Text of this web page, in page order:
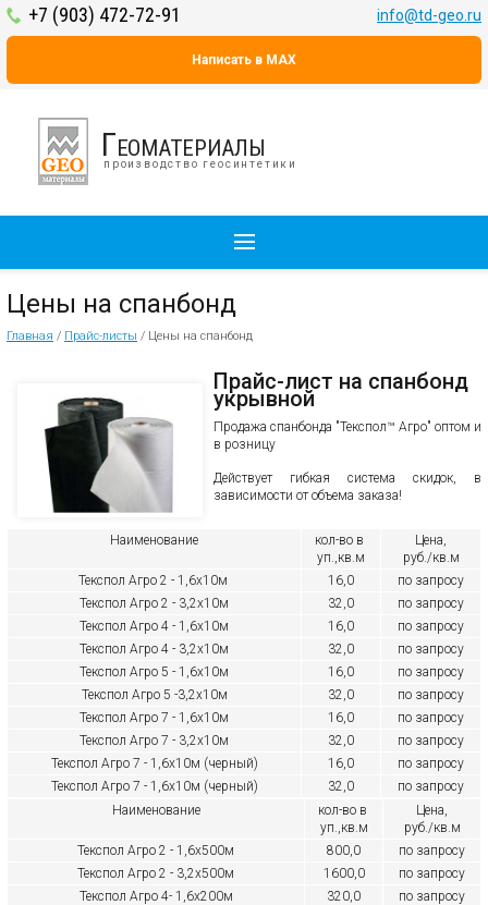
+7 (903) 472-72-91 info@td-geo.ru
Написать в MAX
Геоматериалы
производство геосинтетики
Цены на спанбонд
Главная / Прайс-листы / Цены на спанбонд
Прайс-лист на спанбонд
укрывной
Продажа спанбонда "Текспол™ Агро" оптом и
в розницу
Действует гибкая система скидок, в
зависимости от объема заказа!
Наименование
кол-во в
уп.,кв.м
Цена,
руб./кв.м
Текспол Агро 2 - 1,6х10м
16,0
по запросу
Текспол Агро 2 - 3,2х10м
32,0
по запросу
Текспол Агро 4 - 1,6х10м
16,0
по запросу
Текспол Агро 4 - 3,2х10м
32,0
по запросу
Текспол Агро 5 - 1,6х10м
16,0
по запросу
Текспол Агро 5 -3,2х10м
32,0
по запросу
Текспол Агро 7 - 1,6х10м
16,0
по запросу
Текспол Агро 7 - 3,2х10м
32,0
по запросу
Текспол Агро 7 - 1,6х10м (черный)
16,0
по запросу
Текспол Агро 7 - 1,6х10м (черный)
32,0
по запросу
Наименование
кол-во в
уп.,кв.м
Цена,
руб./кв.м
Текспол Агро 2 - 1,6х500м
800,0
по запросу
Текспол Агро 2 - 3,2х500м
1600,0
по запросу
Текспол Агро 4- 1,6х200м
320,0
по запросу